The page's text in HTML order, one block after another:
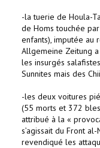
-la tuerie de Houla-
de Homs touchée
enfants), imputée au
Allgemeine Zeitung
les insurgés
Sunnites mais des
-les deux voitures
(55 morts et 372
attribué à la «
s’agissait du Front
revendiqué les